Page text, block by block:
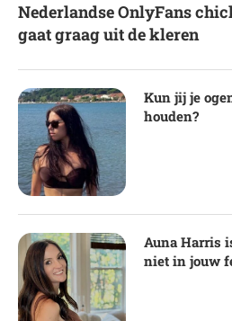
Nederlandse OnlyFans
gaat graag uit de kleren
Kun jij je
houden?
Auna Harris
niet in jouw